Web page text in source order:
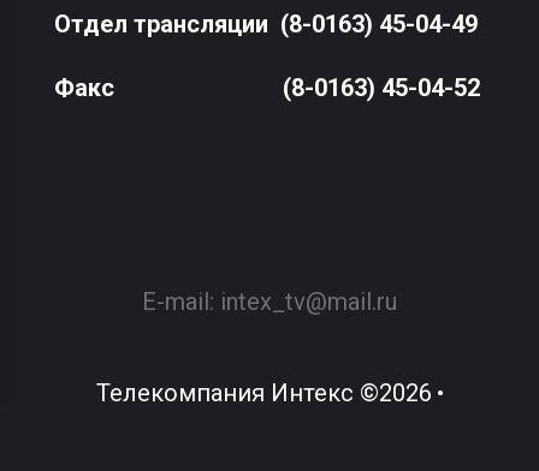
Отдел трансляции (8-0163) 45-04-49
Факс(8-0163) 45-04-52
E-mail: intex_tv@mail.ru
Телекомпания Интекс ©2026